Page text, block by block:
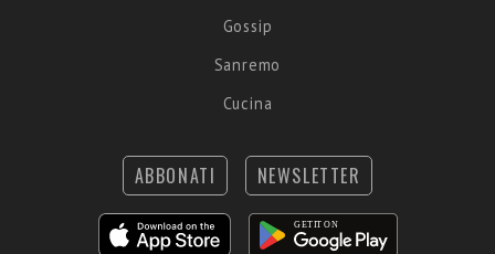
Gossip
Sanremo
Cucina
ABBONATI NEWSLETTER